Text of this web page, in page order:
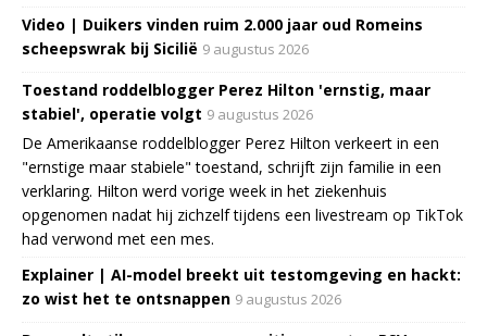
Video | Duikers vinden ruim 2.000 jaar oud Romeins
scheepswrak bij Sicilië 9 augustus 2026
Toestand roddelblogger Perez Hilton 'ernstig, maar
stabiel', operatie volgt 9 augustus 2026
De Amerikaanse roddelblogger Perez Hilton verkeert in een
"ernstige maar stabiele" toestand, schrijft zijn familie in een
verklaring. Hilton werd vorige week in het ziekenhuis
opgenomen nadat hij zichzelf tijdens een livestream op TikTok
had verwond met een mes.
Explainer | AI-model breekt uit testomgeving en hackt:
zo wist het te ontsnappen 9 augustus 2026